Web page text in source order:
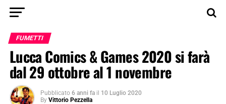
FUMETTI
Lucca Comics & Games 2020 si farà
dal 29 ottobre al 1 novembre
Pubblicato 6 anni fa il 10 Luglio 2020
By Vittorio Pezzella